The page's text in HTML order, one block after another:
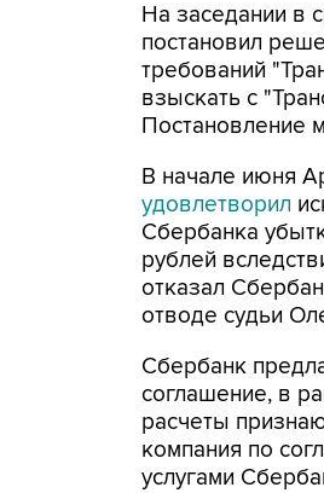
На заседании в
постановил
требований
взыскать с
Постановление
В начале июня
удовлетворил
Сбербанка
рублей
отказал
отводе судьи
Сбербанк
соглашение, в
расчеты
компания по
услугами